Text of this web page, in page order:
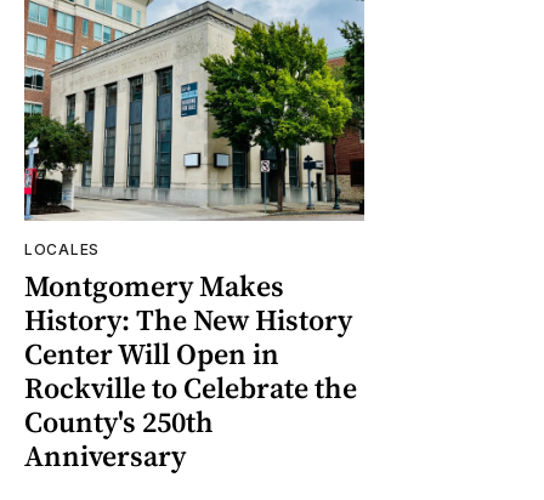
LOCALES
Montgomery Makes
History: The New History
Center Will Open in
Rockville to Celebrate the
County's 250th
Anniversary